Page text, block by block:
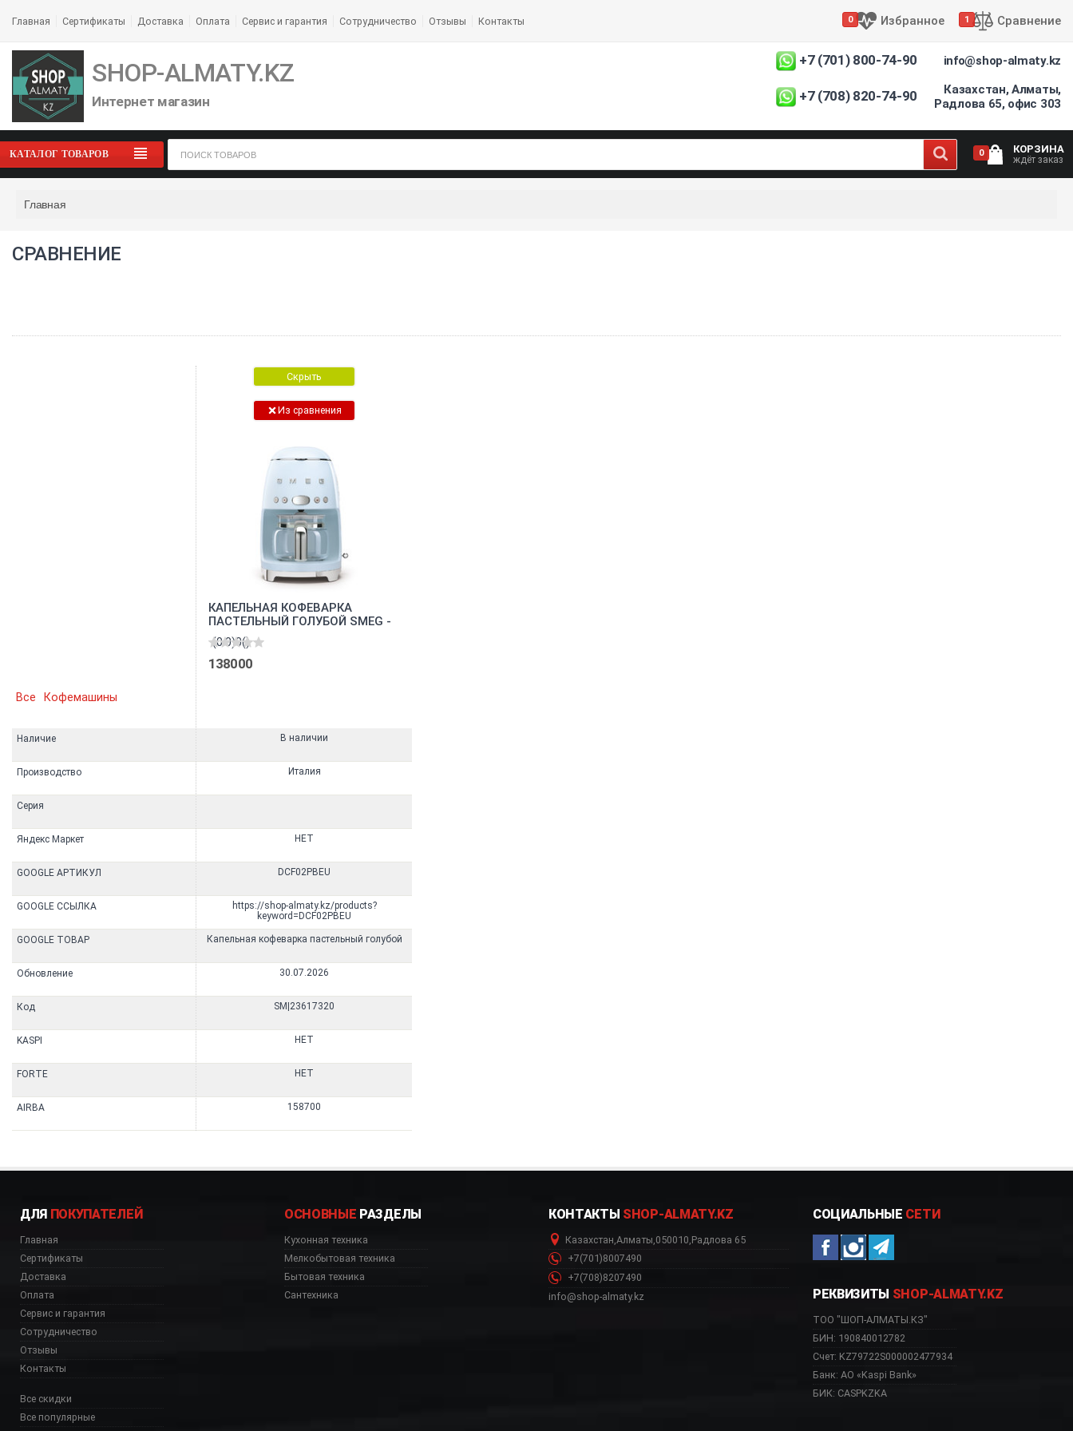
Главная Сертификаты Доставка Оплата Сервис и гарантия Сотрудничество Отзывы Контакты 0 Избранное 1 Сравнение
SHOP-ALMATY.KZ
Интернет магазин
+7 (701) 800-74-90
+7 (708) 820-74-90
info@shop-almaty.kz
Казахстан, Алматы,
Радлова 65, офис 303
КАТАЛОГ ТОВАРОВ 0 КОРЗИНА
ждёт заказ
Главная
СРАВНЕНИЕ
Все Кофемашины
Наличие
Производство
Серия
Яндекс Маркет
GOOGLE АРТИКУЛ
GOOGLE ССЫЛКА
GOOGLE ТОВАР
Обновление
Код
KASPI
FORTE
AIRBA
Скрыть
Из сравнения
КАПЕЛЬНАЯ КОФЕВАРКА
ПАСТЕЛЬНЫЙ ГОЛУБОЙ SMEG -
DCF02PBEU
(0.0)0()
138000
В наличии
Италия
НЕТ
DCF02PBEU
https://shop-almaty.kz/products?
keyword=DCF02PBEU
Капельная кофеварка пастельный голубой
30.07.2026
SM|23617320
НЕТ
НЕТ
158700
ДЛЯ ПОКУПАТЕЛЕЙ
Главная
Сертификаты
Доставка
Оплата
Сервис и гарантия
Сотрудничество
Отзывы
Контакты
Все скидки
Все популярные
ОСНОВНЫЕ РАЗДЕЛЫ
Кухонная техника
Мелкобытовая техника
Бытовая техника
Сантехника
КОНТАКТЫ SHOP-ALMATY.KZ
Казахстан Алматы 050010 Радлова 65
+7(701)8007490
+7(708)8207490
info@shop-almaty.kz
СОЦИАЛЬНЫЕ СЕТИ
РЕКВИЗИТЫ SHOP-ALMATY.KZ
ТОО "ШОП-АЛМАТЫ.КЗ"
БИН: 190840012782
Счет: KZ79722S000002477934
Банк: АО «Kaspi Bank»
БИК: CASPKZKA